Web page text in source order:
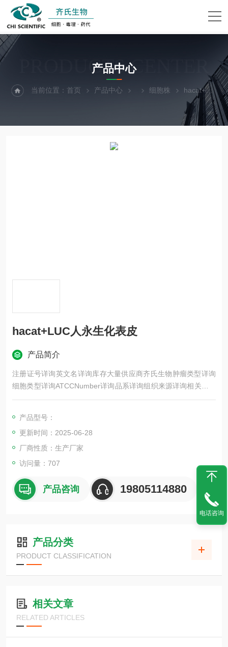
PRODUCTS CENTER
产品中心
当前位置：首页 产品中心 细胞株 hacat+LUC人永生化表皮
hacat+LUC人永生化表皮
产品简介
注册证号详询英文名详询库存大量供应商齐氏生物肿瘤类型详询
细胞类型详询ATCCNumber详询品系详询组织来源详询相关疾病
详询物种来源详询免疫类型详询细胞形态详询是否是肿瘤细胞详
发货客户可根据自身科研项目的需要选择不同类型的细胞培养瓶
和相应的细胞密度
产品型号：
更新时间：2025-06-28
厂商性质：生产厂家
访问量：707
产品咨询 19805114880
产品分类
PRODUCT CLASSIFICATION
相关文章
RELATED ARTICLES
电话咨询